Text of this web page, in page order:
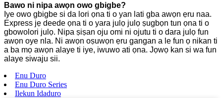
Bawo ni nipa awọn owo gbigbe?
Iye owo gbigbe si da lori ọna ti o yan lati gba awọn ẹru naa.
Express jẹ deede ọna ti o yara julọ julọ ṣugbọn tun ọna ti o
gbowolori julọ. Nipa ṣiṣan oju omi ni ojutu ti o dara julọ fun
awọn oye nla. Ni awọn oṣuwọn ẹru gangan a le fun ọ nikan ti
a ba mọ awọn alaye ti iye, iwuwo ati ọna. Jọwọ kan si wa fun
alaye siwaju sii.
Enu Duro
Enu Duro Series
Ilekun Idaduro